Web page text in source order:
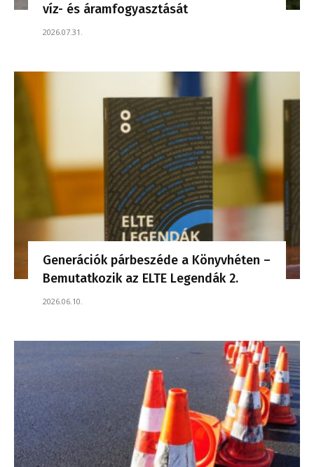
víz- és áramfogyasztását
2026.07.31.
Generációk párbeszéde a Könyvhéten –
Bemutatkozik az ELTE Legendák 2.
2026.06.10.